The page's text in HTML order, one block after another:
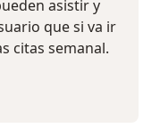
asistir y
que si va ir
citas semanal.